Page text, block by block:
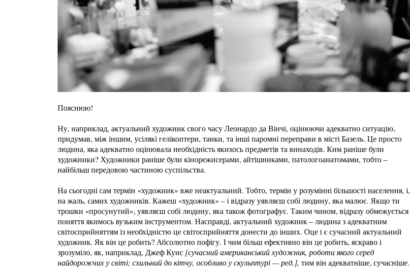
Пояснюю!
Ну, наприклад, актуальний художник свого часу Леонардо да Вінчі, оцінюючи адекватно ситуацію,
придумав, між іншим, усілякі гелікоптери, танки, та інші паромні переправи в місті Базель. Це просто
людина, яка адекватно оцінювала необхідність якихось предметів та винаходів. Ким раніше були
художники? Художники раніше були кінорежисерами, айтішниками, патологоанатомами, тобто –
найбільш передовою частиною суспільства.
На сьогодні сам термін «художник» вже неактуальний. Тобто, термін у розумінні більшості населення, і,
на жаль, самих художників. Кажеш «художник» – і відразу уявляєш собі людину, яка малює. Якщо ти
трошки «просунутий», уявляєш собі людину, яка також фотографує. Таким чином, відразу обмежується
поняття якимось вузьким інструментом. Насправді, актуальний художник – людина з адекватним
світосприйняттям із необхідністю це світосприйняття донести до інших. Оце і є сучасний актуальний
художник. Як він це робить? Абсолютно пофігу. І чим більш ефективно він це робить, яскраво і
зрозуміло, як, наприклад, Джеф Кунс [сучасний американський художник, роботи якого серед
найдорожчих у світі; схильний до кітчу, особливо у скульптурі — ред.], тим він адекватніше, сучасніше.